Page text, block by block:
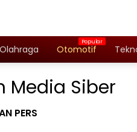
Olahraga Otomotif
Media Siber
PERS